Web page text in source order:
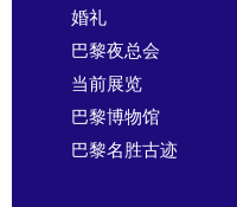
婚礼
巴黎夜总会
当前展览
巴黎博物馆
巴黎名胜古迹